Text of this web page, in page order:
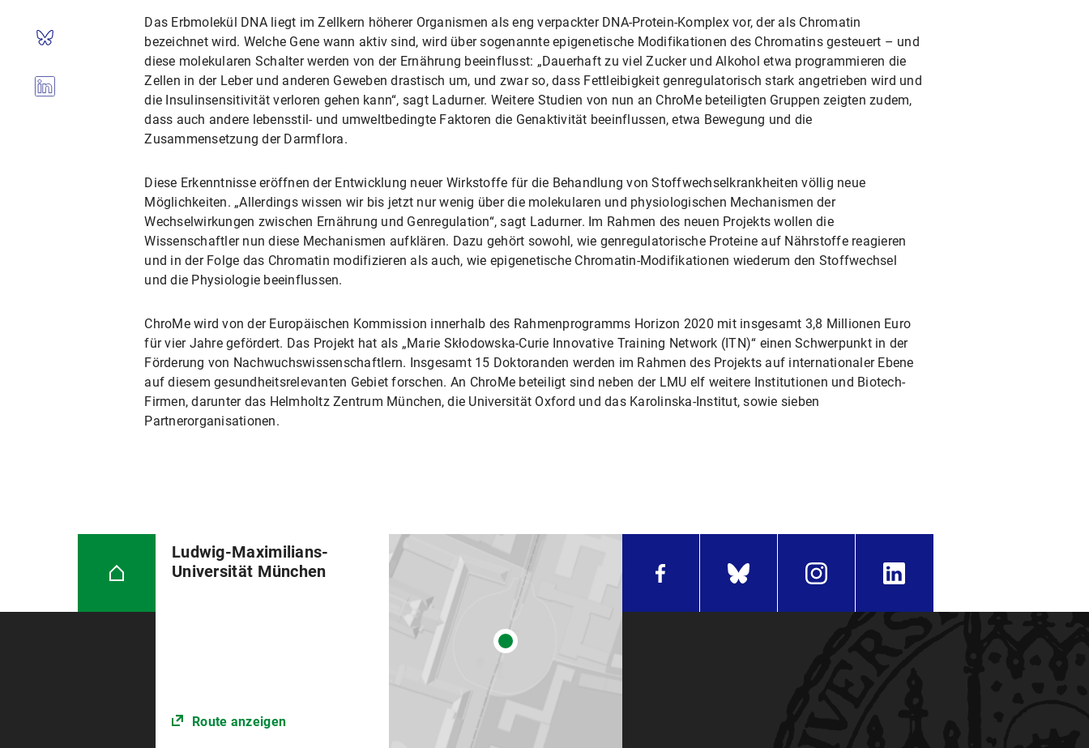
Das Erbmolekül DNA liegt im Zellkern höherer Organismen als eng verpackter DNA-Protein-Komplex vor, der als Chromatin
bezeichnet wird. Welche Gene wann aktiv sind, wird über sogenannte epigenetische Modifikationen des Chromatins gesteuert – und
diese molekularen Schalter werden von der Ernährung beeinflusst: „Dauerhaft zu viel Zucker und Alkohol etwa programmieren die
Zellen in der Leber und anderen Geweben drastisch um, und zwar so, dass Fettleibigkeit genregulatorisch stark angetrieben wird und
die Insulinsensitivität verloren gehen kann“, sagt Ladurner. Weitere Studien von nun an ChroMe beteiligten Gruppen zeigten zudem,
dass auch andere lebensstil- und umweltbedingte Faktoren die Genaktivität beeinflussen, etwa Bewegung und die
Zusammensetzung der Darmflora.
Diese Erkenntnisse eröffnen der Entwicklung neuer Wirkstoffe für die Behandlung von Stoffwechselkrankheiten völlig neue
Möglichkeiten. „Allerdings wissen wir bis jetzt nur wenig über die molekularen und physiologischen Mechanismen der
Wechselwirkungen zwischen Ernährung und Genregulation“, sagt Ladurner. Im Rahmen des neuen Projekts wollen die
Wissenschaftler nun diese Mechanismen aufklären. Dazu gehört sowohl, wie genregulatorische Proteine auf Nährstoffe reagieren
und in der Folge das Chromatin modifizieren als auch, wie epigenetische Chromatin-Modifikationen wiederum den Stoffwechsel
und die Physiologie beeinflussen.
ChroMe wird von der Europäischen Kommission innerhalb des Rahmenprogramms Horizon 2020 mit insgesamt 3,8 Millionen Euro
für vier Jahre gefördert. Das Projekt hat als „Marie Skłodowska-Curie Innovative Training Network (ITN)“ einen Schwerpunkt in der
Förderung von Nachwuchswissenschaftlern. Insgesamt 15 Doktoranden werden im Rahmen des Projekts auf internationaler Ebene
auf diesem gesundheitsrelevanten Gebiet forschen. An ChroMe beteiligt sind neben der LMU elf weitere Institutionen und Biotech-
Firmen, darunter das Helmholtz Zentrum München, die Universität Oxford und das Karolinska-Institut, sowie sieben
Partnerorganisationen.
Ludwig-Maximilians-
Universität München
Route anzeigen